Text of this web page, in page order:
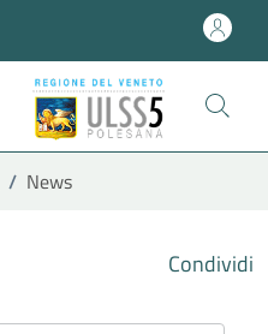
/ News
Condividi